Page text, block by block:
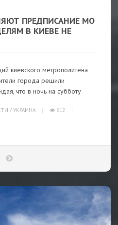
ПРЕДПИСАНИЕ МО
В КИЕВЕ НЕ
киевского метрополитена
города решили
что в ночь на субботу
/ УКРАИНА
612